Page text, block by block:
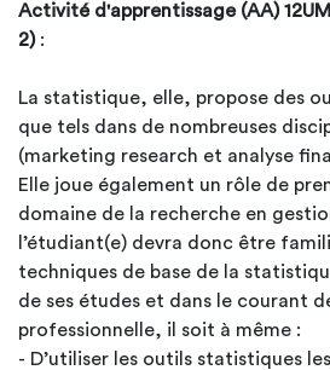
Activité d'apprentissage (AA)
2):
La statistique, elle, propose des
que tels dans de nombreuses
(marketing research et analyse
Elle joue également un rôle de
domaine de la recherche en
l’étudiant(e) devra donc être
techniques de base de la
de ses études et dans le courant
professionnelle, il soit à même :
- D’utiliser les outils statistiques